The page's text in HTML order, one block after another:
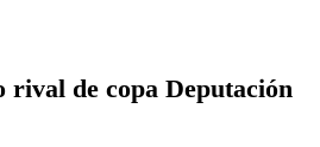
de copa Deputación